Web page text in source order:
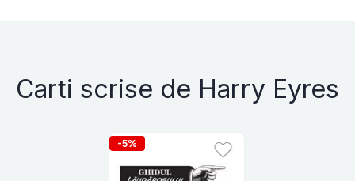
Carti scrise de Harry Eyres
-5%